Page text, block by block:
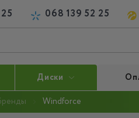
068 139 52 25
Диски
Windforce